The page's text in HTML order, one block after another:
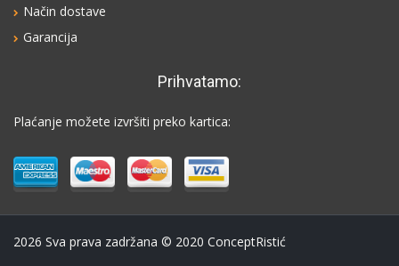
Način dostave
Garancija
Prihvatamo:
Plaćanje možete izvršiti preko kartica:
2026 Sva prava zadržana © 2020 СonceptRistić